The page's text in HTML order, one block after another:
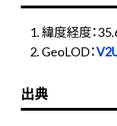
緯度経度：
GeoLOD：
出典